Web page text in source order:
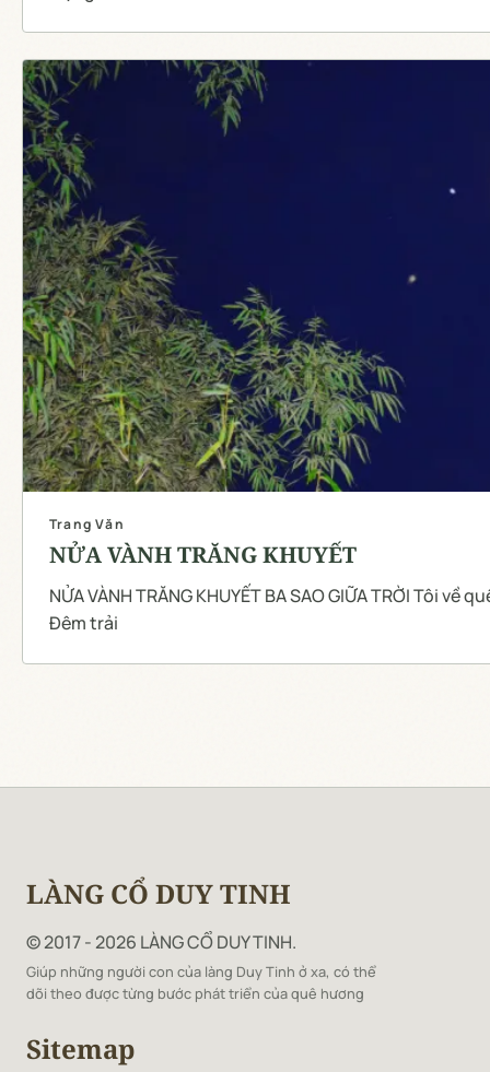
Trang Văn
NỬA VÀNH TRĂNG KHUYẾT
NỬA VÀNH TRĂNG KHUYẾT BA SAO GIỮA TRỜI Tôi về quê sửa nhà thờ đúng dịp mùa hè.
Đêm trải
LÀNG CỔ DUY TINH
© 2017 - 2026 LÀNG CỔ DUY TINH.
Giúp những người con của làng Duy Tinh ở xa, có thể
dõi theo được từng bước phát triển của quê hương
Sitemap